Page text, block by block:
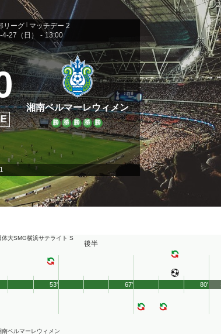
リーグ
マッチデー 2
27（日） - 13:00
湘南ベルマーレウィメン
勝 勝 勝 勝 勝
体大SMG横浜サテライト S
後半
南ベルマーレウィメン
80'
53' 67'